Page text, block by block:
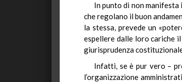
In punto di non
che regolano il buon
la stessa, prevede un
espellere dalle loro cariche
giurisprudenza
Infatti, se è pur vero –
l’organizzazione